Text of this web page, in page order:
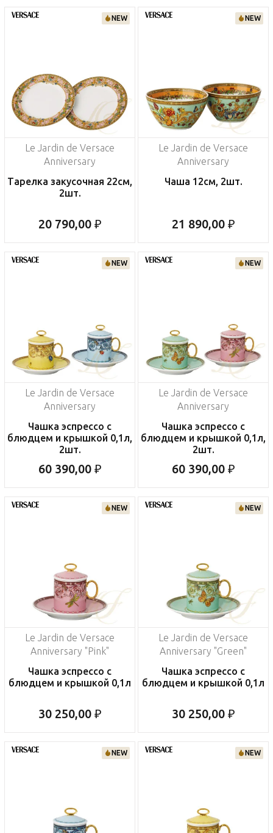
NEW
Le Jardin de Versace
Anniversary
Тарелка закусочная 22см,
2шт.
20 790,00 ₽
NEW
Le Jardin de Versace
Anniversary
Чаша 12см, 2шт.
21 890,00 ₽
NEW
Le Jardin de Versace
Anniversary
Чашка эспрессо с
блюдцем и крышкой 0,1л,
2шт.
60 390,00 ₽
NEW
Le Jardin de Versace
Anniversary
Чашка эспрессо с
блюдцем и крышкой 0,1л,
2шт.
60 390,00 ₽
NEW
Le Jardin de Versace
Anniversary "Pink"
Чашка эспрессо с
блюдцем и крышкой 0,1л
30 250,00 ₽
NEW
Le Jardin de Versace
Anniversary "Green"
Чашка эспрессо с
блюдцем и крышкой 0,1л
30 250,00 ₽
NEW NEW